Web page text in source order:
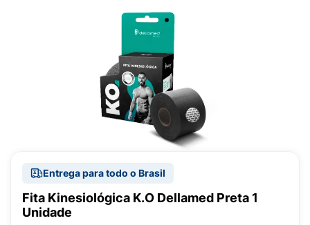
Entrega para todo o Brasil
Fita Kinesiológica K.O Dellamed Preta 1
Unidade